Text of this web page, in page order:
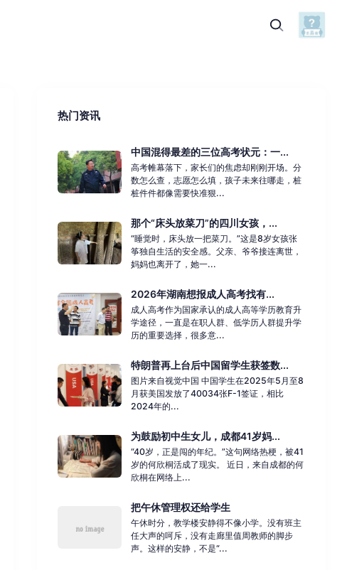
热门资讯
中国混得最差的三位高考状元：一...
高考帷幕落下，家长们的焦虑却刚刚开场。分
数怎么查，志愿怎么填，孩子未来往哪走，桩
桩件件都像需要快准狠...
那个“床头放菜刀”的四川女孩，...
“睡觉时，床头放一把菜刀。”这是8岁女孩张
筝独自生活的安全感。父亲、爷爷接连离世，
妈妈也离开了，她一...
2026年湖南想报成人高考找有...
成人高考作为国家承认的成人高等学历教育升
学途径，一直是在职人群、低学历人群提升学
历的重要选择，很多意...
特朗普再上台后中国留学生获签数...
图片来自视觉中国 中国学生在2025年5月至8
月获美国发放了40034张F-1签证，相比
2024年的...
为鼓励初中生女儿，成都41岁妈...
“40岁，正是闯的年纪。”这句网络热梗，被41
岁的何欣桐活成了现实。 近日，来自成都的何
欣桐在网络上...
把午休管理权还给学生
午休时分，教学楼安静得不像小学。没有班主
任大声的呵斥，没有走廊里值周教师的脚步
声。这样的安静，不是“...